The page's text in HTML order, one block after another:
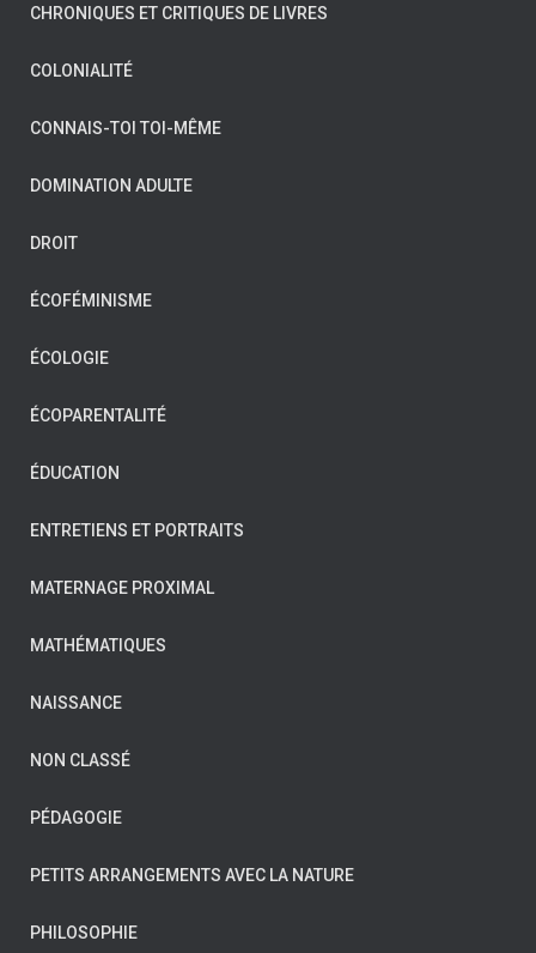
CHRONIQUES ET CRITIQUES DE LIVRES
COLONIALITÉ
CONNAIS-TOI TOI-MÊME
DOMINATION ADULTE
DROIT
ÉCOFÉMINISME
ÉCOLOGIE
ÉCOPARENTALITÉ
ÉDUCATION
ENTRETIENS ET PORTRAITS
MATERNAGE PROXIMAL
MATHÉMATIQUES
NAISSANCE
NON CLASSÉ
PÉDAGOGIE
PETITS ARRANGEMENTS AVEC LA NATURE
PHILOSOPHIE